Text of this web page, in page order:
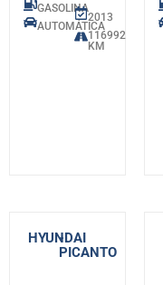
GASOLINA
AUTOMÁTICA
2013
116992
KM
HYUNDAI
-
PICANTO